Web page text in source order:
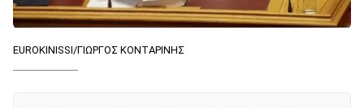
EUROKINISSI/ΓΙΩΡΓΟΣ ΚΟΝΤΑΡΙΝΗΣ